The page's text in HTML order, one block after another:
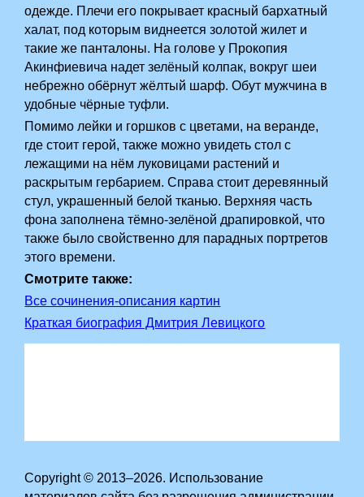
одежде. Плечи его покрывает красный бархатный
халат, под которым виднеется золотой жилет и
такие же панталоны. На голове у Прокопия
Акинфиевича надет зелёный колпак, вокруг шеи
небрежно обёрнут жёлтый шарф. Обут мужчина в
удобные чёрные туфли.
Помимо лейки и горшков с цветами, на веранде,
где стоит герой, также можно увидеть стол с
лежащими на нём луковицами растений и
раскрытым гербарием. Справа стоит деревянный
стул, украшенный белой тканью. Верхняя часть
фона заполнена тёмно-зелёной драпировкой, что
также было свойственно для парадных портретов
этого времени.
Смотрите также:
Все сочинения-описания картин
Краткая биография Дмитрия Левицкого
Copyright © 2013–2026. Использование